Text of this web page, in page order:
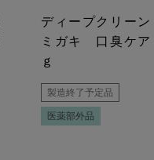
ディープクリー
ミガキ 口臭ケ
ｇ
製造終了予定品
医薬部外品